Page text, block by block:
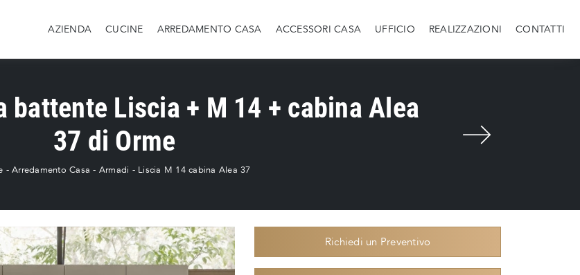
AZIENDA CUCINE ARREDAMENTO CASA ACCESSORI CASA UFFICIO REALIZZAZIONI CONTATTI
battente Liscia + M 14 + cabina Alea
37 di Orme
-Arredamento Casa - Armadi - Liscia M 14 cabina Alea 37
Richiedi un Preventivo